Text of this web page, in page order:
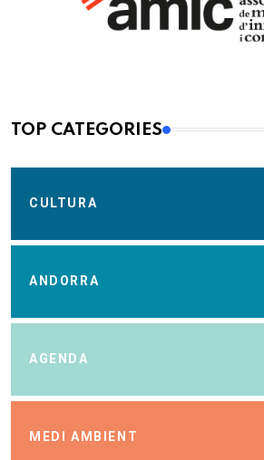
TOP CATEGORIES
CULTURA
ANDORRA
AGENDA
MEDI AMBIENT